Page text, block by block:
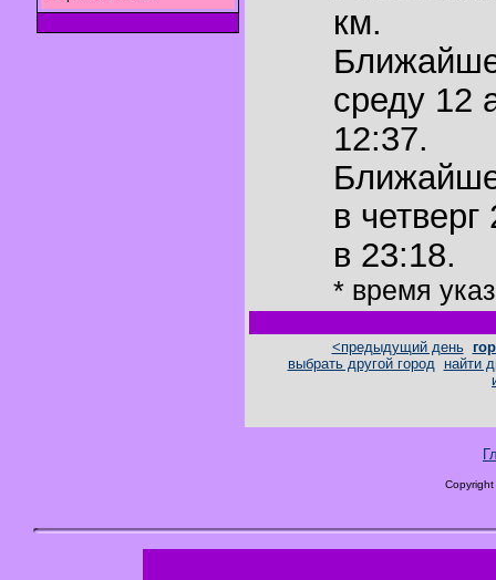
км.
среду 12
12:37.
в четверг
в 23:18.
* время
<предыдущий день
выбрать другой город
найти